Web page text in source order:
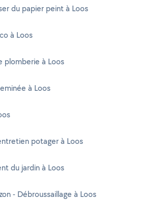
du papier peint à Loos
à Loos
plomberie à Loos
à Loos
potager à Loos
du jardin à Loos
- Débroussaillage à Loos